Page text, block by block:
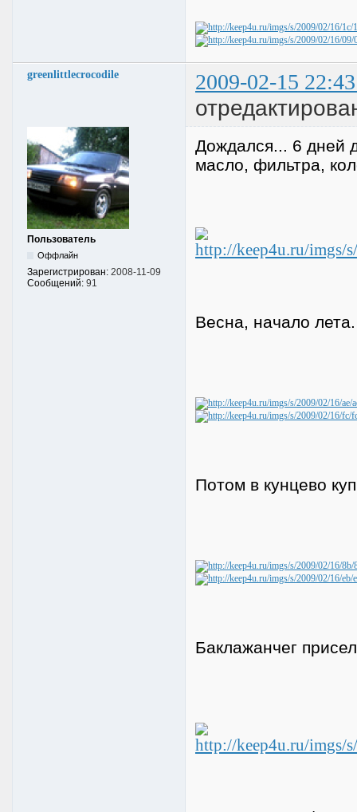
greenlittlecrocodile 2009-02-15
Пользователь
Оффлайн
Зарегистрирован: 2008-11-09
Сообщений: 91
Дождался... 6 дней
масло, фильтра,
Весна, начало
Потом в кунцево
Баклажанчег присел